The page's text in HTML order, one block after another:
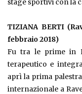
stage sportivi con la
TIZIANA BERTI
febbraio 2018)
Fu tra le prime in
terapeutico e
aprì la prima
internazionale a